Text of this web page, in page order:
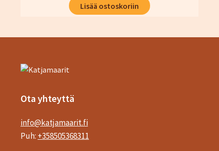
oli:
on:
Lisää ostoskoriin
Ota yhteyttä
info@katjamaarit.fi
Puh: +358505368311